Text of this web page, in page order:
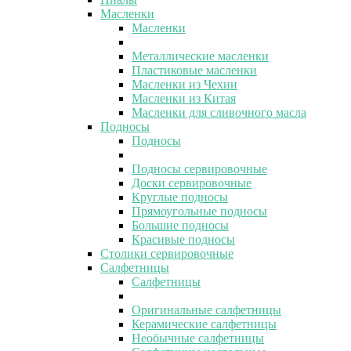
Масленки
Масленки
Металлические масленки
Пластиковые масленки
Масленки из Чехии
Масленки из Китая
Масленки для сливочного масла
Подносы
Подносы
Подносы сервировочные
Доски сервировочные
Круглые подносы
Прямоугольные подносы
Большие подносы
Красивые подносы
Столики сервировочные
Салфетницы
Салфетницы
Оригинальные салфетницы
Керамические салфетницы
Необычные салфетницы